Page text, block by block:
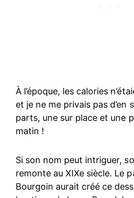
À l’époque, les calories
et je ne me privais pas d’en
parts, une sur place et une
matin !
Si son nom peut intriguer,
remonte au XIXe siècle. Le
Bourgoin aurait créé ce